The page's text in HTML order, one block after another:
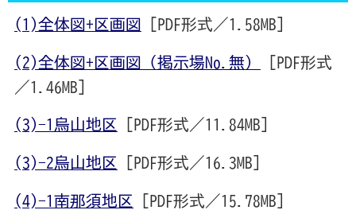
(1)全体図+区画図 [PDF形式／1.58MB]
(2)全体図+区画図（掲示場No.無）
[PDF形式
／1.46MB]
(3)-1烏山地区 [PDF形式／11.84MB]
(3)-2烏山地区 [PDF形式／16.3MB]
(4)-1南那須地区 [PDF形式／15.78MB]